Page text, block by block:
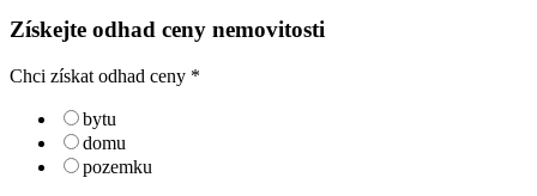
Získejte odhad ceny nemovitosti
Chci získat odhad ceny *
bytu
domu
pozemku